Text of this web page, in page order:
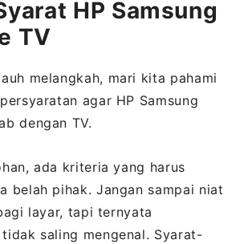
HP Samsung
TV
melangkah, mari kita pahami
agar HP Samsung
dengan TV.
ada kriteria yang harus
belah pihak. Jangan sampai niat
layar, tapi ternyata
saling mengenal. Syarat-